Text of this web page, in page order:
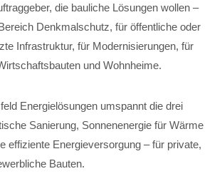
die bauliche Lösungen wollen –
Denkmalschutz, für öffentliche oder
Infrastruktur, für Modernisierungen, für
und Wohnheime.
Energielösungen umspannt die drei
Sanierung, Sonnenenergie für Wärme
effiziente Energieversorgung – für private,
Bauten.